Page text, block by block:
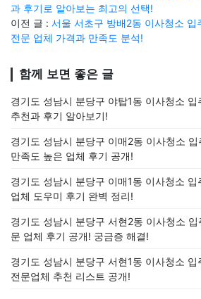
과 후기로 알아보는 최고의 선택!
이전 글 : 서울 서초구 방배2동 이사청소
전문 업체 가격과 만족도 분석!
함께 보면 좋은 글
경기도 성남시 분당구 야탑1동 이사청소
추천과 후기 알아보기!
경기도 성남시 분당구 이매2동 이사청소
만족도 높은 업체 후기 공개!
경기도 성남시 분당구 이매1동 이사청소
업체 도우미 후기 완벽 정리!
경기도 성남시 분당구 서현2동 이사청소
문 업체 후기 공개! 궁금증 해결!
경기도 성남시 분당구 서현1동 이사청소
전문업체 추천 리스트 공개!